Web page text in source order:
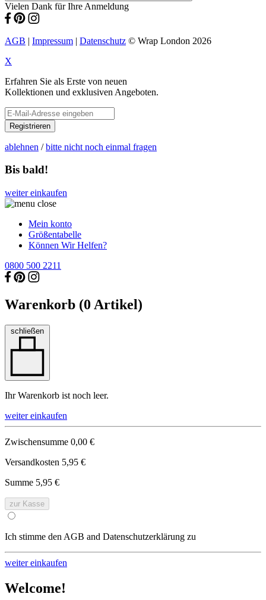
Vielen Dank für Ihre Anmeldung
AGB | Impressum | Datenschutz © Wrap London 2026
X
Erfahren Sie als Erste von neuen
Kollektionen und exklusiven Angeboten.
Registrieren
ablehnen /bitte nicht noch einmal fragen
Bis bald!
weiter einkaufen
Mein konto
Größentabelle
Können Wir Helfen?
0800 500 2211
Warenkorb (0 Artikel)
schließen
Ihr Warenkorb ist noch leer.
weiter einkaufen
Zwischensumme 0,00 €
Versandkosten 5,95 €
Summe 5,95 €
zur Kasse
Ich stimme den AGB and Datenschutzerklärung zu
weiter einkaufen
Welcome!